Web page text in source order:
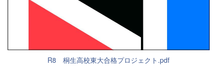
R8 桐生高校東大合格プロジェクト.pdf